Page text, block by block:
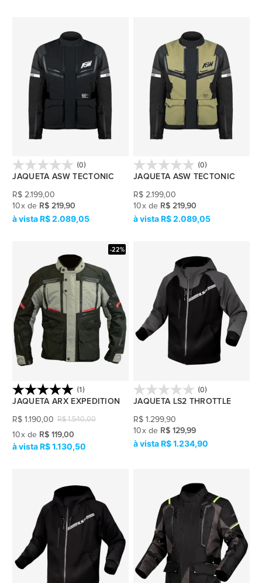
(0)
JAQUETA ASW TECTONIC
R$ 2.199,00
10x de R$ 219,90
R$ 2.089,05
(0)
JAQUETA ASW TECTONIC
R$ 2.199,00
10x de R$ 219,90
R$ 2.089,05
-22%
(1)
JAQUETA ARX EXPEDITION
R$ 1.540,00
R$ 1.190,00
10x de R$ 119,00
R$ 1.130,50
(0)
JAQUETA LS2 THROTTLE
R$ 1.299,90
10x de R$ 129,99
R$ 1.234,90